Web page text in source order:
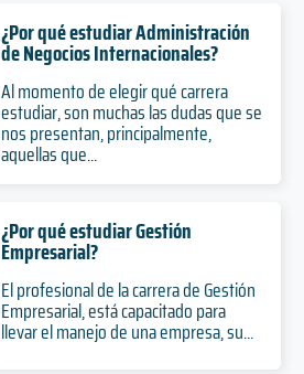
¿Por qué estudiar Administración
de Negocios Internacionales?
Al momento de elegir qué carrera
estudiar, son muchas las dudas que se
nos presentan, principalmente,
aquellas que...
¿Por qué estudiar Gestión
Empresarial?
El profesional de la carrera de Gestión
Empresarial, está capacitado para
llevar el manejo de una empresa, su...